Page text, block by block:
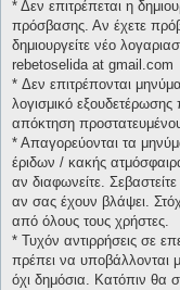
* Δεν επιτρέπεται η
πρόσβασης. Αν έχετε
δημιουργείτε νέο
rebetoselida at gmail.com
* Δεν επιτρέπονται
λογισμικό
απόκτηση
* Απαγορεύονται τα
έριδων / κακής
αν διαφωνείτε.
αν σας έχουν βλάψει.
από όλους τους χρήστες.
* Τυχόν αντιρρήσεις σε
πρέπει να υποβάλλονται
όχι δημόσια. Κατόπιν θα